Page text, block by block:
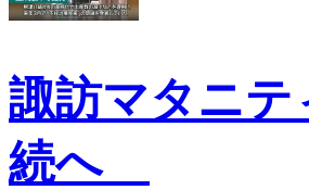
諏訪マタニ
続へ